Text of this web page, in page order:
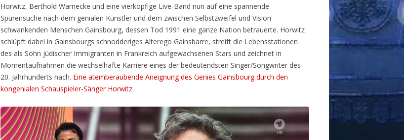
Horwitz, Berthold Warnecke und eine vierköpfige Live-Band nun auf eine spannende
Spurensuche nach dem genialen Künstler und dem zwischen Selbstzweifel und Vision
schwankenden Menschen Gainsbourg, dessen Tod 1991 eine ganze Nation betrauerte. Horwitz
schlüpft dabei in Gainsbourgs schnodderiges Alterego Gainsbarre, streift die Lebensstationen
des als Sohn jüdischer Immigranten in Frankreich aufgewachsenen Stars und zeichnet in
Momentaufnahmen die wechselhafte Karriere eines der bedeutendsten Singer/Songwriter des
20. Jahrhunderts nach. Eine atemberaubende Aneignung des Genies Gainsbourg durch den
kongenialen Schauspieler-Sänger Horwitz.
Video-
Player